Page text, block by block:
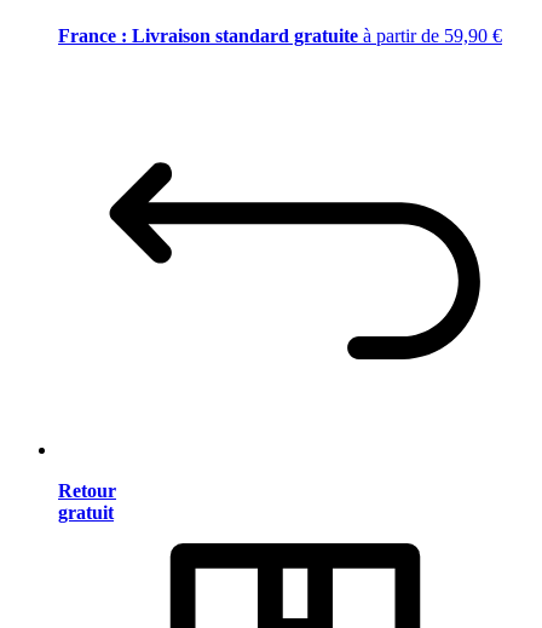
France : Livraison standard gratuite à partir de 59,90 €
Retour
gratuit